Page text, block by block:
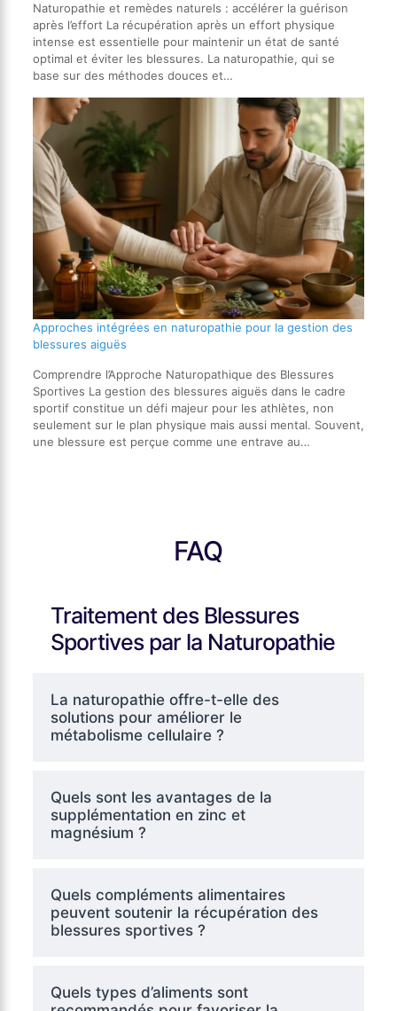
Naturopathie et remèdes naturels : accélérer la guérison
après l’effort La récupération après un effort physique
intense est essentielle pour maintenir un état de santé
optimal et éviter les blessures. La naturopathie, qui se
base sur des méthodes douces et…
Approches intégrées en naturopathie pour la gestion des
blessures aiguës
Comprendre l’Approche Naturopathique des Blessures
Sportives La gestion des blessures aiguës dans le cadre
sportif constitue un défi majeur pour les athlètes, non
seulement sur le plan physique mais aussi mental. Souvent,
une blessure est perçue comme une entrave au…
FAQ
Traitement des Blessures
Sportives par la Naturopathie
La naturopathie offre-t-elle des
solutions pour améliorer le
métabolisme cellulaire ?
Quels sont les avantages de la
supplémentation en zinc et
magnésium ?
Quels compléments alimentaires
peuvent soutenir la récupération des
blessures sportives ?
Quels types d’aliments sont